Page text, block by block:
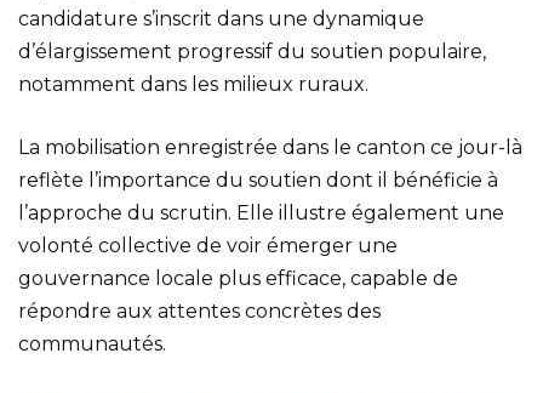
candidature s’inscrit dans une dynamique
d’élargissement progressif du soutien populaire,
notamment dans les milieux ruraux.
La mobilisation enregistrée dans le canton ce jour-là
reflète l’importance du soutien dont il bénéficie à
l’approche du scrutin. Elle illustre également une
volonté collective de voir émerger une
gouvernance locale plus efficace, capable de
répondre aux attentes concrètes des
communautés.